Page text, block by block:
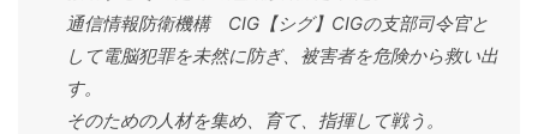
通信情報防衛機構 CIG【シグ】CIGの支部司令官と
して電脳犯罪を未然に防ぎ、被害者を危険から救い出
す。
そのための人材を集め、育て、指揮して戦う。